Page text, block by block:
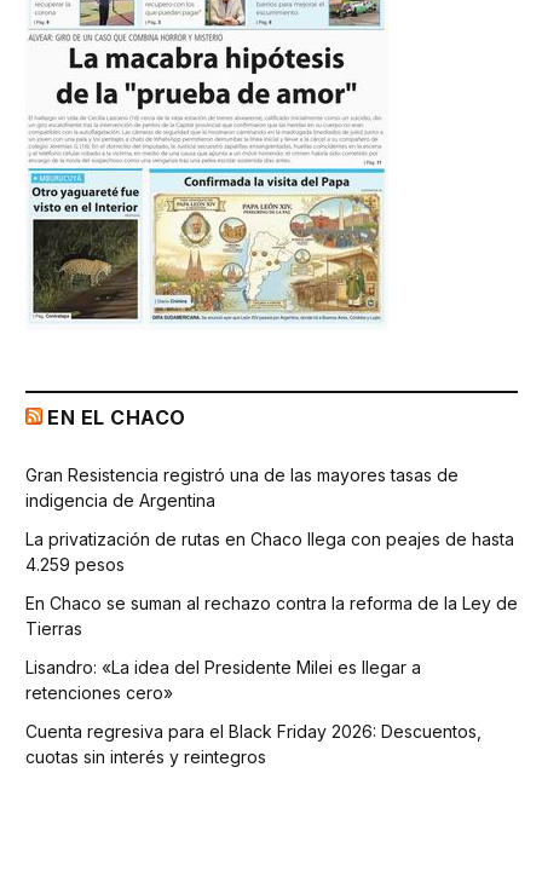
EN EL CHACO
Gran Resistencia registró una de las mayores tasas de
indigencia de Argentina
La privatización de rutas en Chaco llega con peajes de hasta
4.259 pesos
En Chaco se suman al rechazo contra la reforma de la Ley de
Tierras
Lisandro: «La idea del Presidente Milei es llegar a
retenciones cero»
Cuenta regresiva para el Black Friday 2026: Descuentos,
cuotas sin interés y reintegros